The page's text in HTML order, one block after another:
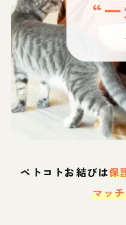
“
ペトコトお結びは保
マッ